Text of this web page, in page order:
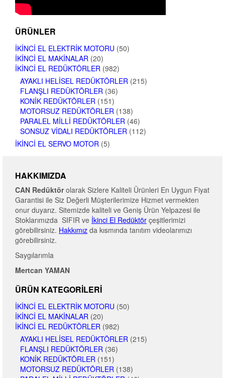
ÜRÜNLER
İKINCI EL ELEKTRIK MOTORU (50)
İKINCI EL MAKINALAR (20)
İKINCI EL REDÜKTÖRLER (982)
AYAKLI HELISEL REDÜKTÖRLER (215)
FLANŞLI REDÜKTÖRLER (36)
KONIK REDÜKTÖRLER (151)
MOTORSUZ REDÜKTÖRLER (138)
PARALEL MILLI REDÜKTÖRLER (46)
SONSUZ VIDALI REDÜKTÖRLER (112)
İKINCI EL SERVO MOTOR (5)
HAKKIMIZDA
CAN Redüktörolarak Sizlere Kaliteli Ürünleri En Uygun Fiyat
Garantisi ile Siz Değerli Müşterilerimize Hizmet vermekten
onur duyarız. Sitemizde kaliteli ve Geniş Ürün Yelpazesi ile
Stoklarımızda SIFIR ve İkinci El Redüktör çeşitlerimizi
görebilirsiniz. Hakkımız da kısmında tanıtım videolarımızı
görebilirsiniz.
Saygılarımla
Mertcan YAMAN
ÜRÜN KATEGORILERI
İKINCI EL ELEKTRIK MOTORU (50)
İKINCI EL MAKINALAR (20)
İKINCI EL REDÜKTÖRLER (982)
AYAKLI HELISEL REDÜKTÖRLER (215)
FLANŞLI REDÜKTÖRLER (36)
KONIK REDÜKTÖRLER (151)
MOTORSUZ REDÜKTÖRLER (138)